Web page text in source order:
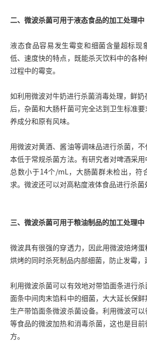
二、微波杀菌可用于液态食品的加工处理中
液态食品容易发生霉变和细菌含量超标现
低、速度快的特点，既能杀灭饮料中的各
过程中的霉变。
如利用微波对牛奶进行杀菌消毒处理，鲜
后，杂菌和大肠杆菌可完全达到卫生标准
养成分和原有风味。
用微波对黄酒、酱油等调味品进行杀菌，
本低于常规杀菌方法。有研究者对啤酒采
总数小于14个/mL，大肠菌群未检出，符
求。微波还可以对高粘度液体食品进行杀菌
三、微波杀菌可用于粮油制品的加工处理中
微波具有很强的穿透力，因此用微波焙烤
烘烤的同时杀死制品内部细菌，防止发霉，
利用微波杀菌可以有效地对带馅面条进行
面条中间肉末馅料中的细菌，大大延长保
生产带馅面条微波杀菌设备。利用微波可
等食品的微波加热和消毒杀菌，这也是目
方。